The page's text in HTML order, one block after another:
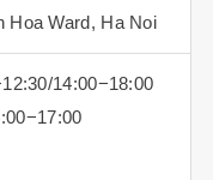
Hoa Ward, Ha Noi
14:00−18:00